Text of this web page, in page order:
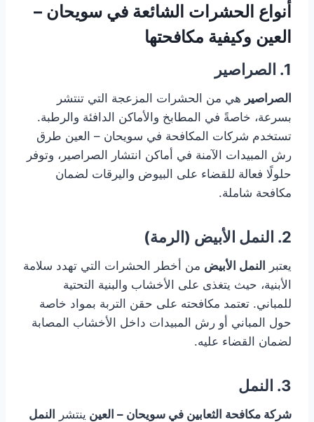
أنواع الحشرات الشائعة في سويحان –
العين وكيفية مكافحتها
1. الصراصير
الصراصير هي من الحشرات المزعجة التي تنتشر
بسرعة، خاصةً في المطابخ والأماكن الدافئة والرطبة.
تستخدم شركات المكافحة في سويحان – العين طرق
رش المبيدات الآمنة في أماكن انتشار الصراصير، وتوفر
حلولًا فعالة للقضاء على البيوض واليرقات لضمان
مكافحة شاملة.
2. النمل الأبيض (الرمة)
يعتبر النمل الأبيض من أخطر الحشرات التي تهدد سلامة
الأبنية، حيث يتغذى على الأخشاب والبنية التحتية
للمباني. تعتمد مكافحته على حقن التربة بمواد خاصة
حول المباني أو رش المبيدات داخل الأخشاب المصابة
لضمان القضاء عليه.
3. النمل
شركة مكافحة الثعابين في سويحان – العين ينتشر النمل